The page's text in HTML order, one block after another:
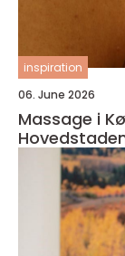
inspiration
06. June 2026
Massage i